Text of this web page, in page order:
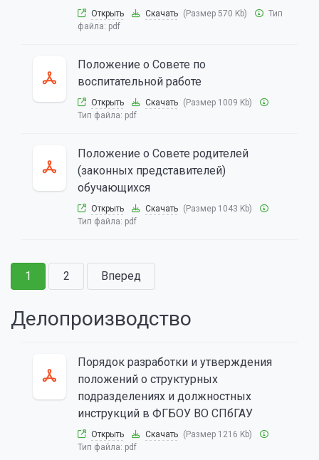
Открыть Скачать (Размер 570 Kb)
Тип
файла: pdf
Положение о Совете по
воспитательной работе
Открыть Скачать (Размер 1009 Kb)
Тип файла: pdf
Положение о Совете родителей
(законных представителей)
обучающихся
Открыть Скачать (Размер 1043 Kb)
Тип файла: pdf
1 2 Вперед
Делопроизводство
Порядок разработки и утверждения
положений о структурных
подразделениях и должностных
инструкций в ФГБОУ ВО СПбГАУ
Открыть Скачать (Размер 1216 Kb)
Тип файла: pdf